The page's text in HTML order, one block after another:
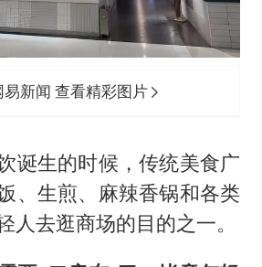
新闻 查看精彩图片
诞生的时候，传统美食广
、生煎、麻辣香锅和各类
人去逛商场的目的之一。